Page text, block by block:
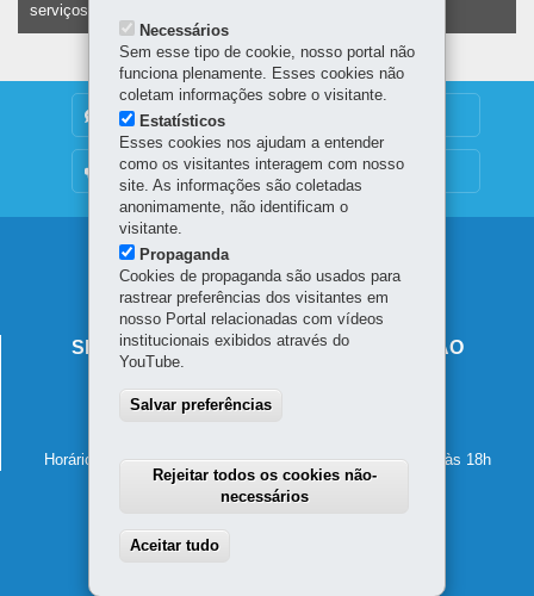
serviços voltados a pessoas com deficiência.
DENUNCIE CORRUPÇÃO
OUVIDORIA
Navegação
principal
SECRETARIA DE ESTADO DA EDUCAÇÃO
80610-011-Curitiba
Horário de atendimento: de segunda a sexta-feira, das 8h às 18h
Necessários
Sem esse tipo de cookie, nosso portal não
funciona plenamente. Esses cookies não
coletam informações sobre o visitante.
Estatísticos
Esses cookies nos ajudam a entender
como os visitantes interagem com nosso
site. As informações são coletadas
anonimamente, não identificam o
visitante.
Propaganda
Cookies de propaganda são usados para
rastrear preferências dos visitantes em
nosso Portal relacionadas com vídeos
institucionais exibidos através do
YouTube.
Salvar preferências
Rejeitar todos os cookies não-
necessários
Aceitar tudo